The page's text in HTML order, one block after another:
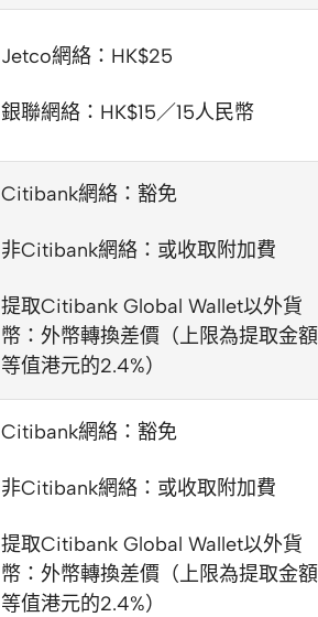
Jetco網絡：HK$25
銀聯網絡：HK$15／15人民幣
Citibank網絡：豁免
非Citibank網絡：或收取附加費
提取Citibank Global Wallet以外貨
幣：外幣轉換差價（上限為提取金額
等值港元的2.4%）
Citibank網絡：豁免
非Citibank網絡：或收取附加費
提取Citibank Global Wallet以外貨
幣：外幣轉換差價（上限為提取金額
等值港元的2.4%）